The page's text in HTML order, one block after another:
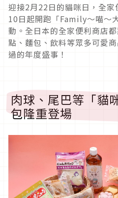
迎接2月22日的貓咪日，全
10日起開跑「Family～喵～
動。全日本的全家便利商店
點、麵包、飲料等眾多可愛
過的年度盛事！
肉球、尾巴等「貓
包隆重登場